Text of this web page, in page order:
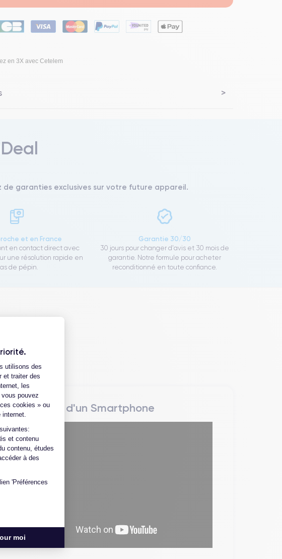
: Personnalisez vos Options
utilisons des
et traiter des
les
pouvez
cookies » ou
et contenu
contenu, études
à des
'Préférences
moi
en 3X avec Cetelem
garanties exclusives sur votre future appareil.
et en France
en contact direct avec
une résolution rapide en
de pépin.
Garantie 30/30
30 jours pour changer d'avis et 30 mois de
garantie. Notre formule pour acheter
reconditionné en toute confiance.
Parcours d'un Smartphone